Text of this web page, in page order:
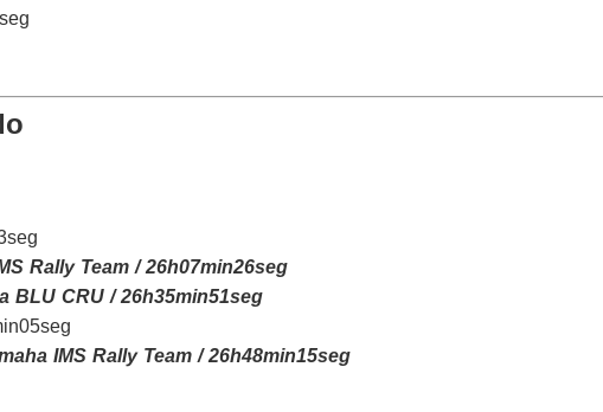
Rally Team / 26h07min26seg
BLU CRU / 26h35min51seg
IMS Rally Team / 26h48min15seg